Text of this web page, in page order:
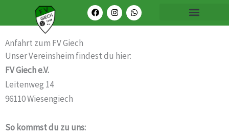
Menü
F
a
c
o
k
I
n
s
r
a
W
h
a
Anfahrt zum FV Giech
Unser Vereinsheim findest du hier:
FV Giech e.V.
Leitenweg 14
96110 Wiesengiech
So kommst du zu uns: